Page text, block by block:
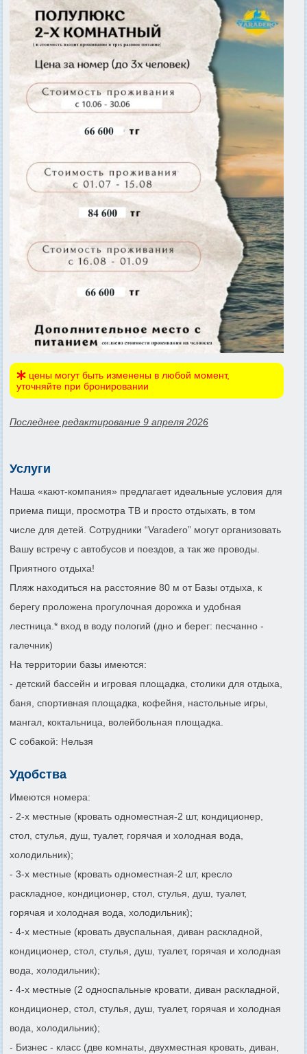
цены могут быть изменены в любой момент,
уточняйте при бронировании
Последнее редактирование 9 апреля 2026
Услуги
Наша «кают-компания» предлагает идеальные условия для
приема пищи, просмотра ТВ и просто отдыхать, в том
числе для детей. Сотрудники “Varadero” могут организовать
Вашу встречу с автобусов и поездов, а так же проводы.
Приятного отдыха!
Пляж находиться на расстояние 80 м от Базы отдыха, к
берегу проложена прогулочная дорожка и удобная
лестница.* вход в воду пологий (дно и берег: песчанно -
галечник)
На территории базы имеются:
- детский бассейн и игровая площадка, столики для отдыха,
баня, спортивная площадка, кофейня, настольные игры,
мангал, коктальница, волейбольная площадка.
С собакой: Нельзя
Удобства
Имеются номера:
- 2-х местные (кровать одноместная-2 шт, кондиционер,
стол, стулья, душ, туалет, горячая и холодная вода,
холодильник);
- 3-х местные (кровать одноместная-2 шт, кресло
раскладное, кондиционер, стол, стулья, душ, туалет,
горячая и холодная вода, холодильник);
- 4-х местные (кровать двуспальная, диван раскладной,
кондиционер, стол, стулья, душ, туалет, горячая и холодная
вода, холодильник);
- 4-х местные (2 односпальные кровати, диван раскладной,
кондиционер, стол, стулья, душ, туалет, горячая и холодная
вода, холодильник);
- Бизнес - класс (две комнаты, двухместная кровать, диван,